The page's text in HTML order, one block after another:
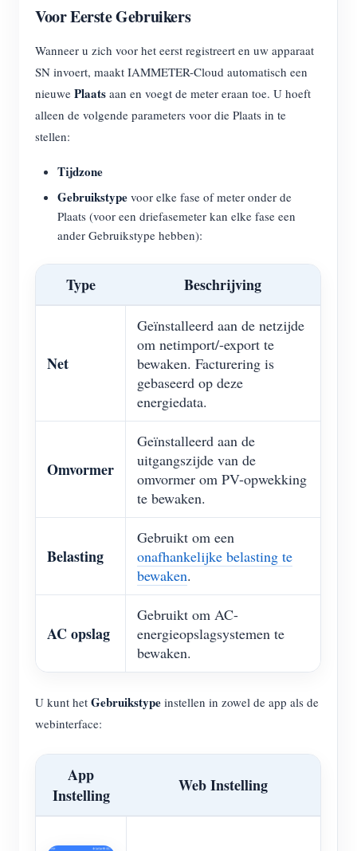
Voor Eerste Gebruikers
Wanneer u zich voor het eerst registreert en uw apparaat
SN invoert, maakt IAMMETER-Cloud automatisch een
nieuwe Plaats aan en voegt de meter eraan toe. U hoeft
alleen de volgende parameters voor die Plaats in te
stellen:
Tijdzone
Gebruikstype voor elke fase of meter onder de
Plaats (voor een driefasemeter kan elke fase een
ander Gebruikstype hebben):
Type Beschrijving
Net
Geïnstalleerd aan de netzijde
om netimport/-export te
bewaken. Facturering is
gebaseerd op deze
energiedata.
Omvormer
Geïnstalleerd aan de
uitgangszijde van de
omvormer om PV-opwekking
te bewaken.
Belasting
Gebruikt om een
onafhankelijke belasting te
bewaken.
AC opslag
Gebruikt om AC-
energieopslagsystemen te
bewaken.
U kunt het Gebruikstype instellen in zowel de app als de
webinterface:
App
Instelling
Web Instelling